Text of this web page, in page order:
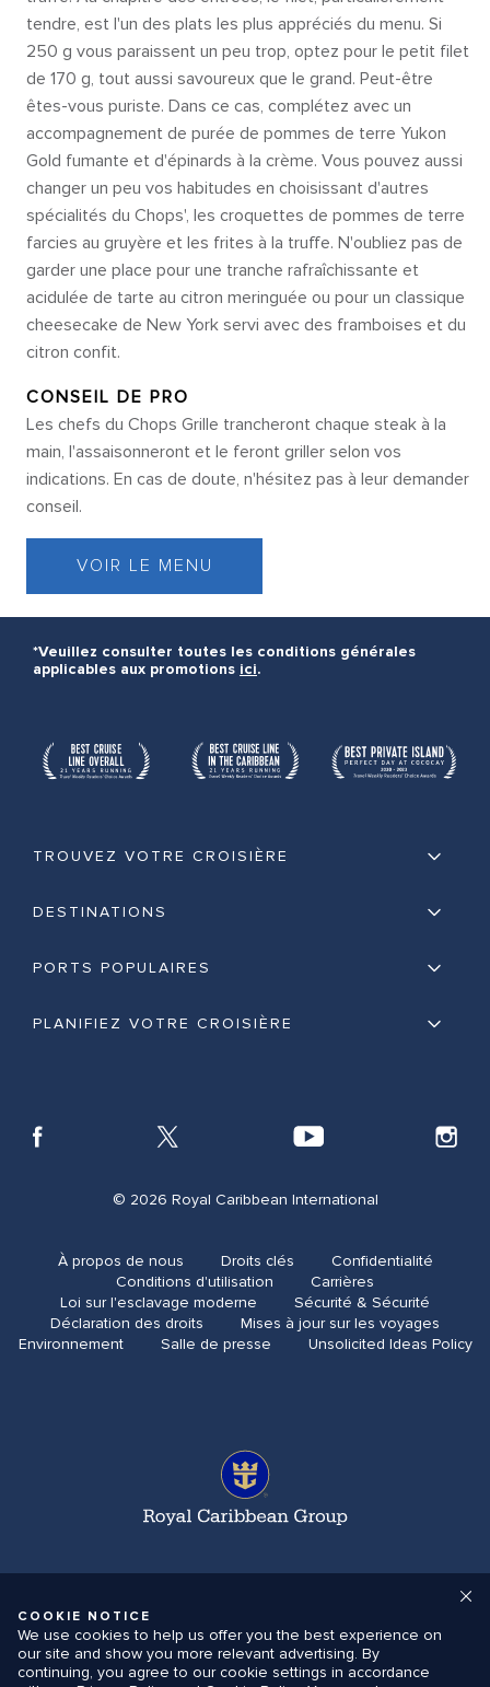
COOKIE NOTICE
We use cookies to help us offer you the best experience on
our site and show you more relevant advertising. By
continuing, you agree to our cookie settings in accordance
tendre, est l'un des plats les plus appréciés du menu. Si
250 g vous paraissent un peu trop, optez pour le petit filet
de 170 g, tout aussi savoureux que le grand. Peut-être
êtes-vous puriste. Dans ce cas, complétez avec un
accompagnement de purée de pommes de terre Yukon
Gold fumante et d'épinards à la crème. Vous pouvez aussi
changer un peu vos habitudes en choisissant d'autres
spécialités du Chops', les croquettes de pommes de terre
farcies au gruyère et les frites à la truffe. N'oubliez pas de
garder une place pour une tranche rafraîchissante et
acidulée de tarte au citron meringuée ou pour un classique
cheesecake de New York servi avec des framboises et du
citron confit.
CONSEIL DE PRO
Les chefs du Chops Grille trancheront chaque steak à la
main, l'assaisonneront et le feront griller selon vos
indications. En cas de doute, n'hésitez pas à leur demander
conseil.
VOIR LE MENU
*Veuillez consulter toutes les conditions générales
applicables aux promotions ici.
TROUVEZ VOTRE CROISIÈRE
DESTINATIONS
PORTS POPULAIRES
PLANIFIEZ VOTRE CROISIÈRE
© 2026 Royal Caribbean International
À propos de nous Droits clés
Confidentialité
Conditions d'utilisation
Carrières
Loi sur l'esclavage moderne
Sécurité & Sécurité
Déclaration des droits
Mises à jour sur les voyages
Environnement
Salle de presse Unsolicited Ideas Policy